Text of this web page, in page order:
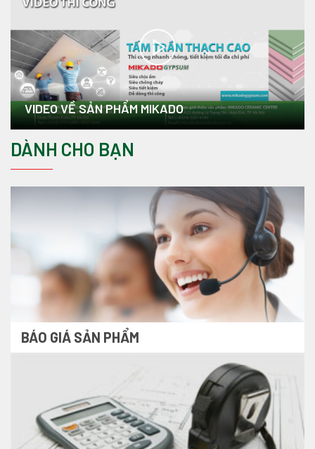
VIDEO VỀ SẢN PHẨM MIKADO
DÀNH CHO BẠN
BÁO GIÁ SẢN PHẨM